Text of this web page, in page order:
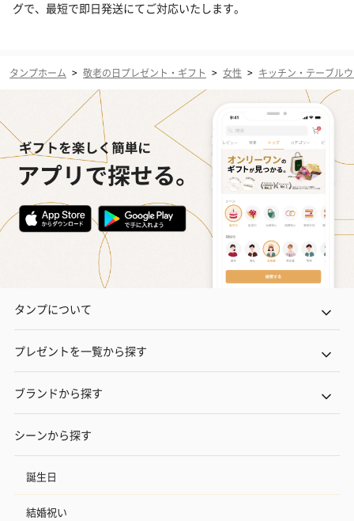
グで、最短で即日発送にてご対応いたします。
タンプホーム > 敬老の日プレゼント・ギフト > 女性 > キッチン・テーブル
タンプについて
プレゼントを一覧から探す
ブランドから探す
シーンから探す
誕生日
結婚祝い